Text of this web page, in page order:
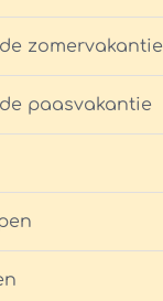
zomervakantie
paasvakantie